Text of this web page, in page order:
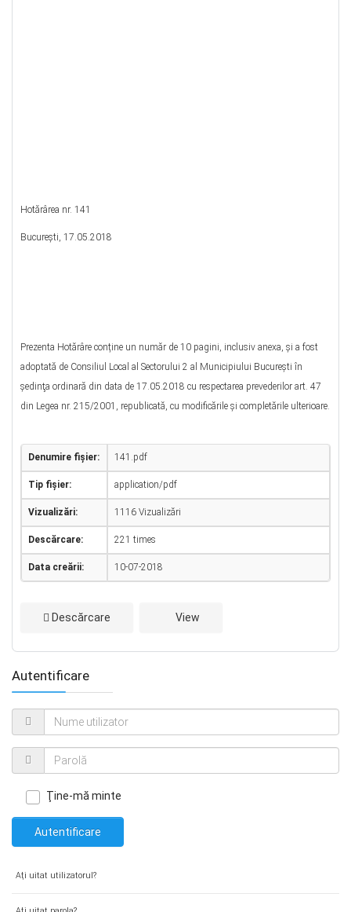
Hotărârea nr. 141
Bucureşti, 17.05.2018
Prezenta Hotărâre conține un număr de 10 pagini, inclusiv anexa, și a fost
adoptată de Consiliul Local al Sectorului 2 al Municipiului Bucureşti în
şedinţa ordinară din data de 17.05.2018 cu respectarea prevederilor art. 47
din Legea nr. 215/2001, republicată, cu modificările şi completările ulterioare.
Denumire fișier: 141.pdf
Tip fișier: application/pdf
Vizualizări: 1116 Vizualizări
Descărcare: 221 times
Data creării: 10-07-2018
Descărcare View
Autentificare
Ţine-mă minte
Autentificare
Aţi uitat utilizatorul?